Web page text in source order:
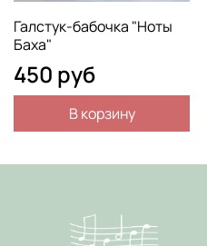
Галстук-бабочка "Ноты
Баха"
450 руб
В корзину